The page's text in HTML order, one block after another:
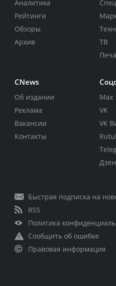
Аналитика
Рейтинги
Обзоры
Архив
ТВ
CNews
Об издании
Реклама
Вакансии
Контакты
Max
VK
VK
Дзен
Быстрая подписка на
RSS
Политика
Сообщить об ошибке
Правовая информация